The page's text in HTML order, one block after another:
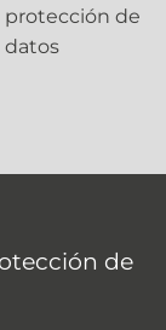
protección de
datos
de